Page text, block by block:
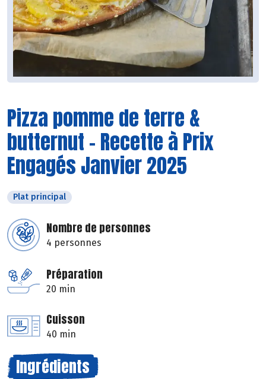
Pizza pomme de terre &
butternut - Recette à Prix
Engagés Janvier 2025
Plat principal
Nombre de personnes
4 personnes
Préparation
20 min
Cuisson
40 min
Ingrédients